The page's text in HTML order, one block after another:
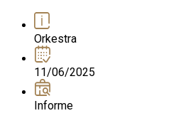
Orkestra
11/06/2025
Informe